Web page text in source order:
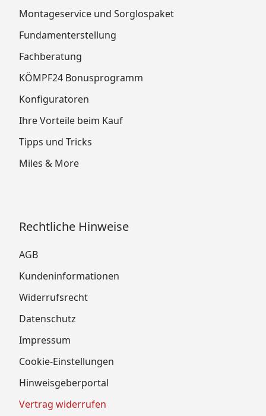
Montageservice und Sorglospaket
Fundamenterstellung
Fachberatung
KÖMPF24 Bonusprogramm
Konfiguratoren
Ihre Vorteile beim Kauf
Tipps und Tricks
Miles & More
Rechtliche Hinweise
AGB
Kundeninformationen
Widerrufsrecht
Datenschutz
Impressum
Cookie-Einstellungen
Hinweisgeberportal
Vertrag widerrufen